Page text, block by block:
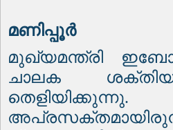
മണിപ്പൂർ
മുഖ്യമന്ത്രി
ചാലക